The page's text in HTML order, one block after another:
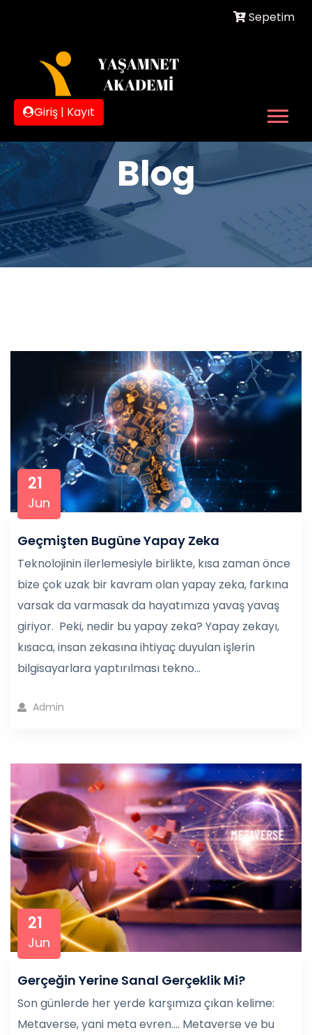
Sepetim
Giriş | Kayıt
Blog
21
Jun
Geçmişten Bugüne Yapay Zeka
Teknolojinin ilerlemesiyle birlikte, kısa zaman önce
bize çok uzak bir kavram olan yapay zeka, farkına
varsak da varmasak da hayatımıza yavaş yavaş
giriyor. Peki, nedir bu yapay zeka? Yapay zekayı,
kısaca, insan zekasına ihtiyaç duyulan işlerin
bilgisayarlara yaptırılması tekno...
Admin
21
Jun
Gerçeğin Yerine Sanal Gerçeklik Mi?
Son günlerde her yerde karşımıza çıkan kelime:
Metaverse, yani meta evren…. Metaverse ve bu